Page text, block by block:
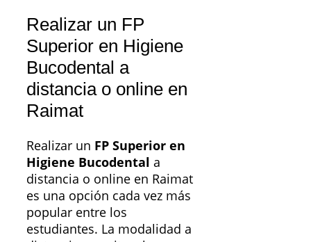
Realizar un FP
Superior en Higiene
Bucodental a
distancia o online en
Raimat
Realizar un FP Superior en
Higiene Bucodental a
distancia o online en Raimat
es una opción cada vez más
popular entre los
estudiantes. La modalidad a